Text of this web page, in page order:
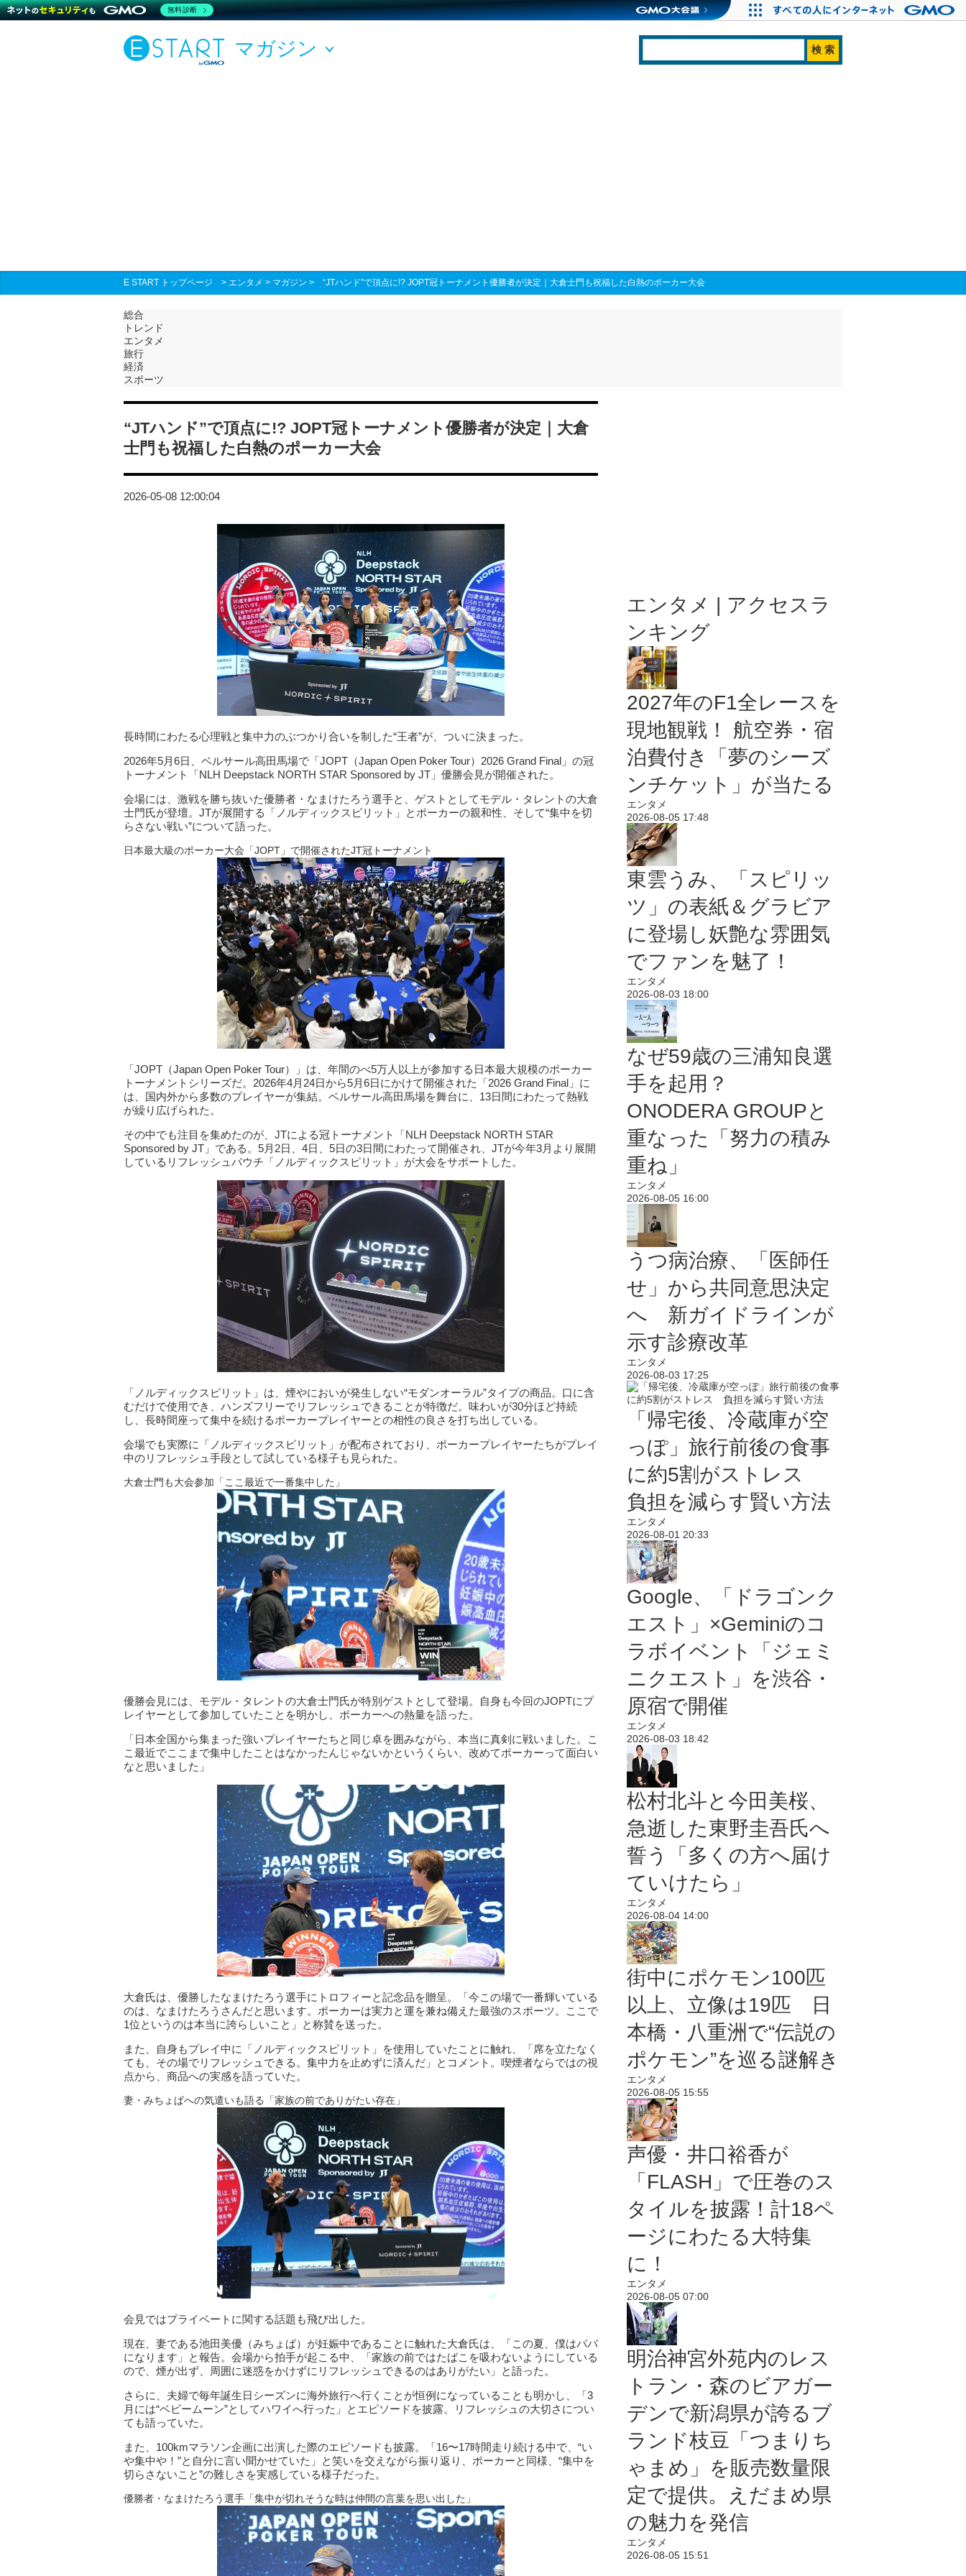
マガジン
E START トップページ > エンタメ > マガジン > “JTハンド”で頂点に!? JOPT冠トーナメント優勝者が決定｜大倉士門も祝福した白熱のポーカー大会
総合
トレンド
エンタメ
旅行
経済
スポーツ
“JTハンド”で頂点に!? JOPT冠トーナメント優勝者が決定｜大倉
士門も祝福した白熱のポーカー大会
2026-05-08 12:00:04
長時間にわたる心理戦と集中力のぶつかり合いを制した“王者”が、ついに決まった。
2026年5月6日、ベルサール高田馬場で「JOPT（Japan Open Poker Tour）2026 Grand Final」の冠
トーナメント「NLH Deepstack NORTH STAR Sponsored by JT」優勝会見が開催された。
会場には、激戦を勝ち抜いた優勝者・なまけたろう選手と、ゲストとしてモデル・タレントの大倉
士門氏が登壇。JTが展開する「ノルディックスピリット」とポーカーの親和性、そして“集中を切
らさない戦い”について語った。
日本最大級のポーカー大会「JOPT」で開催されたJT冠トーナメント
「JOPT（Japan Open Poker Tour）」は、年間のべ5万人以上が参加する日本最大規模のポーカー
トーナメントシリーズだ。2026年4月24日から5月6日にかけて開催された「2026 Grand Final」に
は、国内外から多数のプレイヤーが集結。ベルサール高田馬場を舞台に、13日間にわたって熱戦
が繰り広げられた。
その中でも注目を集めたのが、JTによる冠トーナメント「NLH Deepstack NORTH STAR
Sponsored by JT」である。5月2日、4日、5日の3日間にわたって開催され、JTが今年3月より展開
しているリフレッシュパウチ「ノルディックスピリット」が大会をサポートした。
「ノルディックスピリット」は、煙やにおいが発生しない“モダンオーラル”タイプの商品。口に含
むだけで使用でき、ハンズフリーでリフレッシュできることが特徴だ。味わいが30分ほど持続
し、長時間座って集中を続けるポーカープレイヤーとの相性の良さを打ち出している。
会場でも実際に「ノルディックスピリット」が配布されており、ポーカープレイヤーたちがプレイ
中のリフレッシュ手段として試している様子も見られた。
大倉士門も大会参加「ここ最近で一番集中した」
優勝会見には、モデル・タレントの大倉士門氏が特別ゲストとして登場。自身も今回のJOPTにプ
レイヤーとして参加していたことを明かし、ポーカーへの熱量を語った。
「日本全国から集まった強いプレイヤーたちと同じ卓を囲みながら、本当に真剣に戦いました。こ
こ最近でここまで集中したことはなかったんじゃないかというくらい、改めてポーカーって面白い
なと思いました」
大倉氏は、優勝したなまけたろう選手にトロフィーと記念品を贈呈。「今この場で一番輝いている
のは、なまけたろうさんだと思います。ポーカーは実力と運を兼ね備えた最強のスポーツ。ここで
1位というのは本当に誇らしいこと」と称賛を送った。
また、自身もプレイ中に「ノルディックスピリット」を使用していたことに触れ、「席を立たなく
ても、その場でリフレッシュできる。集中力を止めずに済んだ」とコメント。喫煙者ならではの視
点から、商品への実感を語っていた。
妻・みちょぱへの気遣いも語る「家族の前でありがたい存在」
会見ではプライベートに関する話題も飛び出した。
現在、妻である池田美優（みちょぱ）が妊娠中であることに触れた大倉氏は、「この夏、僕はパパ
になります」と報告。会場から拍手が起こる中、「家族の前ではたばこを吸わないようにしている
ので、煙が出ず、周囲に迷惑をかけずにリフレッシュできるのはありがたい」と語った。
さらに、夫婦で毎年誕生日シーズンに海外旅行へ行くことが恒例になっていることも明かし、「3
月には“ベビームーン”としてハワイへ行った」とエピソードを披露。リフレッシュの大切さについ
ても語っていた。
また、100kmマラソン企画に出演した際のエピソードも披露。「16〜17時間走り続ける中で、“い
や集中や！”と自分に言い聞かせていた」と笑いを交えながら振り返り、ポーカーと同様、“集中を
切らさないこと”の難しさを実感している様子だった。
優勝者・なまけたろう選手「集中が切れそうな時は仲間の言葉を思い出した」
エンタメ | アクセスラ
ンキング
2027年のF1全レースを
現地観戦！ 航空券・宿
泊費付き「夢のシーズ
ンチケット」が当たる
エンタメ
2026-08-05 17:48
東雲うみ、「スピリッ
ツ」の表紙＆グラビア
に登場し妖艶な雰囲気
でファンを魅了！
エンタメ
2026-08-03 18:00
なぜ59歳の三浦知良選
手を起用？
ONODERA GROUPと
重なった「努力の積み
重ね」
エンタメ
2026-08-05 16:00
うつ病治療、「医師任
せ」から共同意思決定
へ 新ガイドラインが
示す診療改革
エンタメ
2026-08-03 17:25
「帰宅後、冷蔵庫が空
っぽ」旅行前後の食事
に約5割がストレス
負担を減らす賢い方法
エンタメ
2026-08-01 20:33
Google、「ドラゴンク
エスト」×Geminiのコ
ラボイベント「ジェミ
ニクエスト」を渋谷・
原宿で開催
エンタメ
2026-08-03 18:42
松村北斗と今田美桜、
急逝した東野圭吾氏へ
誓う「多くの方へ届け
ていけたら」
エンタメ
2026-08-04 14:00
街中にポケモン100匹
以上、立像は19匹 日
本橋・八重洲で“伝説の
ポケモン”を巡る謎解き
エンタメ
2026-08-05 15:55
声優・井口裕香が
「FLASH」で圧巻のス
タイルを披露！計18ペ
ージにわたる大特集
に！
エンタメ
2026-08-05 07:00
明治神宮外苑内のレス
トラン・森のビアガー
デンで新潟県が誇るブ
ランド枝豆「つまりち
ゃまめ」を販売数量限
定で提供。えだまめ県
の魅力を発信
エンタメ
2026-08-05 15:51
無料診断